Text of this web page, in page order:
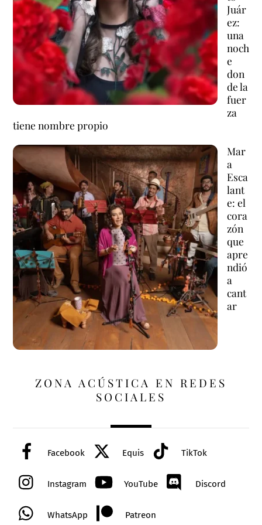
Juár
ez:
una
noch
e
don
de la
fuer
za
tiene nombre propio
Mar
a
Esca
lant
e: el
cora
zón
que
apre
ndió
a
cant
ar
ZONA ACÚSTICA EN REDES
SOCIALES
Facebook Equis TikTok
Instagram YouTube Discord
WhatsApp Patreon